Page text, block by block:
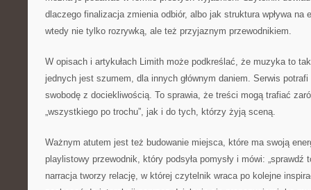
dlaczego finalizacja zmienia odbiór, albo jak struktura wpływa na
wtedy nie tylko rozrywką, ale też przyjaznym przewodnikiem.
W opisach i artykułach Limith może podkreślać, że muzyka to
jednych jest szumem, dla innych głównym daniem. Serwis
swobodę z dociekliwością. To sprawia, że treści mogą trafiać
„wszystkiego po trochu”, jak i do tych, którzy żyją sceną.
Ważnym atutem jest też budowanie miejsca, które ma swoją
playlistowy przewodnik, który podsyła pomysły i mówi: „sprawdź
narracja tworzy relację, w której czytelnik wraca po kolejne